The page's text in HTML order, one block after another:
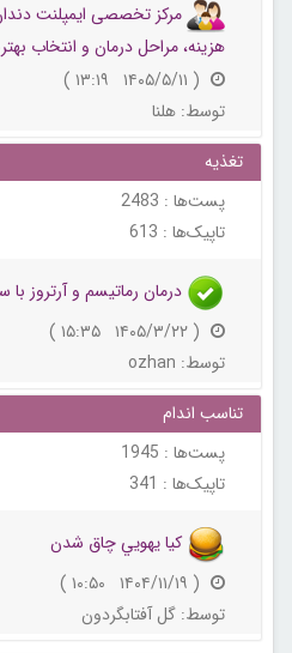
مرکز تخصصی ایمپلنت
هزینه، مراحل درمان و انتخاب
( ۱۴۰۵/۵/۱۱ ۱۳:۱۹ )
توسط: هلنا
تغذیه
پست‌ها : 2483
تاپیک‌ها : 613
درمان رماتیسم و آرتروز با
( ۱۴۰۵/۳/۲۲ ۱۵:۳۵ )
توسط: ozhan
تناسب اندام
پست‌ها : 1945
تاپیک‌ها : 341
كيا يهويي چاق شدن
( ۱۴۰۴/۱۱/۱۹ ۱۰:۵۰ )
توسط: گل آفتابگردون